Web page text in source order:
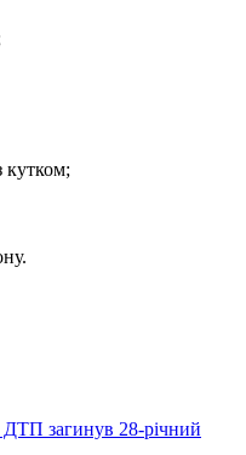
кутком;
загинув 28-річний